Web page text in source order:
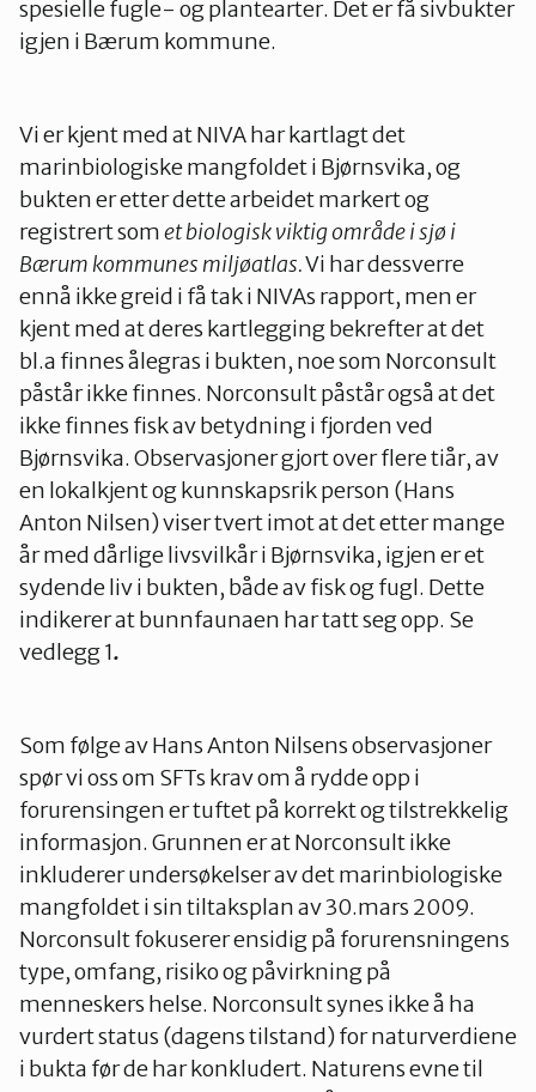
spesielle fugle- og plantearter. Det er få sivbukter
igjen i Bærum kommune.
Vi er kjent med at NIVA har kartlagt det
marinbiologiske mangfoldet i Bjørnsvika, og
bukten er etter dette arbeidet markert og
registrert somet biologisk viktig område i sjø i
Bærum kommunesmiljøatlas.Vi har dessverre
ennå ikke greid i få tak i NIVAs rapport, men er
kjent med at deres kartlegging bekrefter at det
bl.a finnes ålegras i bukten, noe som Norconsult
påstår ikke finnes. Norconsult påstår også at det
ikke finnes fisk av betydning i fjorden ved
Bjørnsvika. Observasjoner gjort over flere tiår, av
en lokalkjent og kunnskapsrik person (Hans
Anton Nilsen) viser tvert imot at det etter mange
år med dårlige livsvilkår i Bjørnsvika, igjen er et
sydende liv i bukten, både av fisk og fugl. Dette
indikerer at bunnfaunaen har tatt seg opp. Se
vedlegg 1.
Som følge av Hans Anton Nilsens observasjoner
spør vi oss om SFTs krav om å rydde opp i
forurensingen er tuftet på korrekt og tilstrekkelig
informasjon. Grunnen er at Norconsult ikke
inkluderer undersøkelser av det marinbiologiske
mangfoldet i sin tiltaksplan av 30.mars 2009.
Norconsult fokuserer ensidig på forurensningens
type, omfang, risiko og påvirkning på
menneskers helse. Norconsult synes ikke å ha
vurdert status (dagens tilstand) for naturverdiene
i bukta før de har konkludert. Naturens evne til